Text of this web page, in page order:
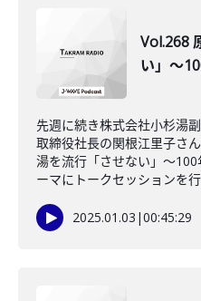
Vol.268
い」～
先週に続き株式会社小杉湯
取締役社長の関根江里子さ
湯を流行「させない」～
ーマにトークセッションを
2025.01.03 |00:45:29